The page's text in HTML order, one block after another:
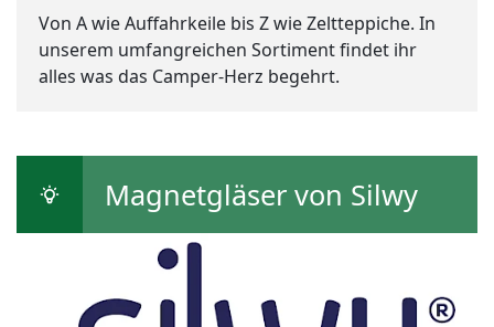
Von A wie Auffahrkeile bis Z wie Zeltteppiche. In
unserem umfangreichen Sortiment findet ihr
alles was das Camper-Herz begehrt.
Magnetgläser von Silwy